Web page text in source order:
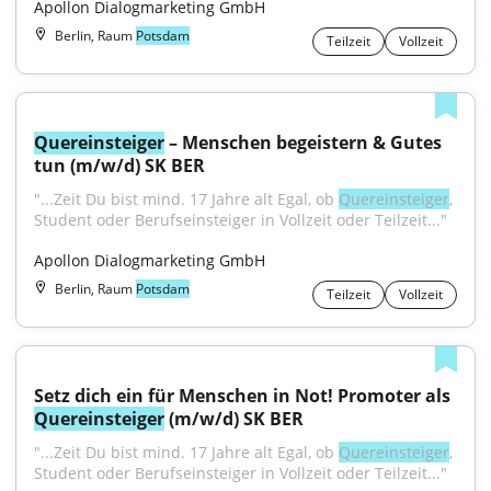
Apollon Dialogmarketing GmbH
Berlin, Raum Potsdam Teilzeit Vollzeit
Quereinsteiger – Menschen begeistern & Gutes
tun (m/w/d) SK BER
"...Zeit Du bist mind. 17 Jahre alt Egal, ob Quereinsteiger,
Student oder Berufseinsteiger in Vollzeit oder Teilzeit..."
Apollon Dialogmarketing GmbH
Berlin, Raum Potsdam Teilzeit Vollzeit
Quereinsteiger (m/w/d) SK BER
"...Zeit Du bist mind. 17 Jahre alt Egal, ob Quereinsteiger,
Student oder Berufseinsteiger in Vollzeit oder Teilzeit..."